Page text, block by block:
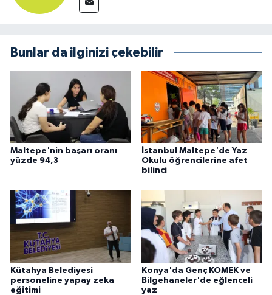
Bunlar da ilginizi çekebilir
Maltepe'nin başarı oranı
yüzde 94,3
İstanbul Maltepe'de Yaz
Okulu öğrencilerine afet
bilinci
Kütahya Belediyesi
personeline yapay zeka
eğitimi
Konya'da Genç KOMEK ve
Bilgehaneler'de eğlenceli
yaz